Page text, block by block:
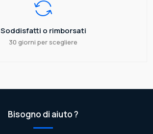
Soddisfatti o rimborsati
30 giorni per scegliere
Bisogno di aiuto ?